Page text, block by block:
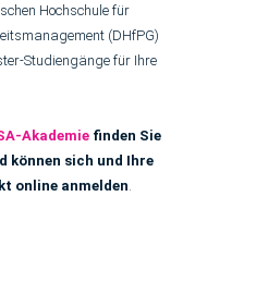
Hochschule für
(DHfPG)
Studiengänge für Ihre
Akademie finden Sie
können sich und Ihre
online anmelden